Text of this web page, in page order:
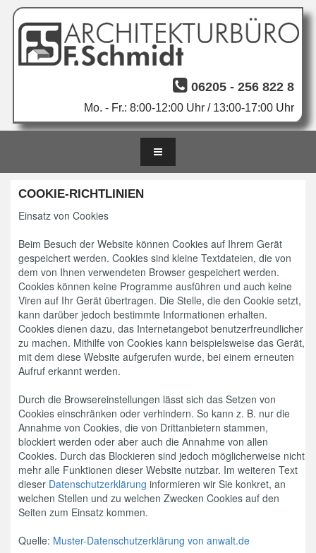
 06205 - 256 822 8
Mo. - Fr.: 8:00-12:00 Uhr / 13:00-17:00 Uhr
COOKIE-RICHTLINIEN
Einsatz von Cookies
Beim Besuch der Website können Cookies auf Ihrem Gerät
gespeichert werden. Cookies sind kleine Textdateien, die von
dem von Ihnen verwendeten Browser gespeichert werden.
Cookies können keine Programme ausführen und auch keine
Viren auf Ihr Gerät übertragen. Die Stelle, die den Cookie setzt,
kann darüber jedoch bestimmte Informationen erhalten.
Cookies dienen dazu, das Internetangebot benutzerfreundlicher
zu machen. Mithilfe von Cookies kann beispielsweise das Gerät,
mit dem diese Website aufgerufen wurde, bei einem erneuten
Aufruf erkannt werden.
Durch die Browsereinstellungen lässt sich das Setzen von
Cookies einschränken oder verhindern. So kann z. B. nur die
Annahme von Cookies, die von Drittanbietern stammen,
blockiert werden oder aber auch die Annahme von allen
Cookies. Durch das Blockieren sind jedoch möglicherweise nicht
mehr alle Funktionen dieser Website nutzbar. Im weiteren Text
dieser Datenschutzerklärung informieren wir Sie konkret, an
welchen Stellen und zu welchen Zwecken Cookies auf den
Seiten zum Einsatz kommen.
Quelle: Muster-Datenschutzerklärung von anwalt.de